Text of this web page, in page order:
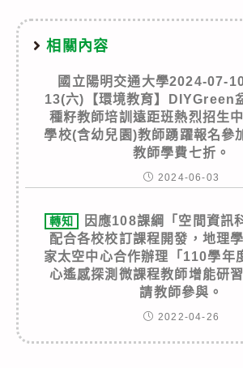
相關內容
國立陽明交通大學2024-07-
13(六)【環境教育】DIYGreen
種籽教師培訓遠距班熱烈招生
學校(含幼兒園)教師踴躍報名參
教師學費七折。
2024-06-03
轉知
因應108課綱「空間資訊
配合各校校訂課程開發，地理
家太空中心合作辦理「110學年
心遙感探測微課程教師增能研
請教師參與。
2022-04-26